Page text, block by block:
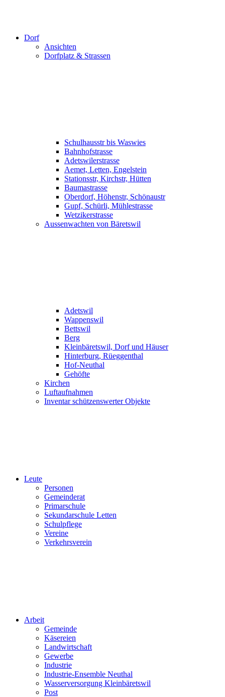
Dorf
Ansichten
Dorfplatz & Strassen
Schulhausstr bis Waswies
Bahnhofstrasse
Adetswilerstrasse
Aemet, Letten, Engelstein
Stationsstr, Kirchstr, Hütten
Baumastrasse
Oberdorf, Höhenstr, Schönaustr
Gupf, Schürli, Mühlestrasse
Wetzikerstrasse
Aussenwachten von Bäretswil
Adetswil
Wappenswil
Bettswil
Berg
Kleinbäretswil, Dorf und Häuser
Hinterburg, Rüeggenthal
Hof-Neuthal
Gehöfte
Kirchen
Luftaufnahmen
Inventar schützenswerter Objekte
Leute
Personen
Gemeinderat
Primarschule
Sekundarschule Letten
Schulpflege
Vereine
Verkehrsverein
Arbeit
Gemeinde
Käsereien
Landwirtschaft
Gewerbe
Industrie
Industrie-Ensemble Neuthal
Wasserversorgung Kleinbäretswil
Post